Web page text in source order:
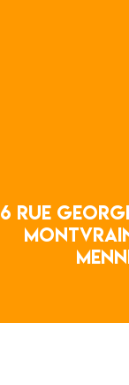
9 Rue
6 rue
Montvrain